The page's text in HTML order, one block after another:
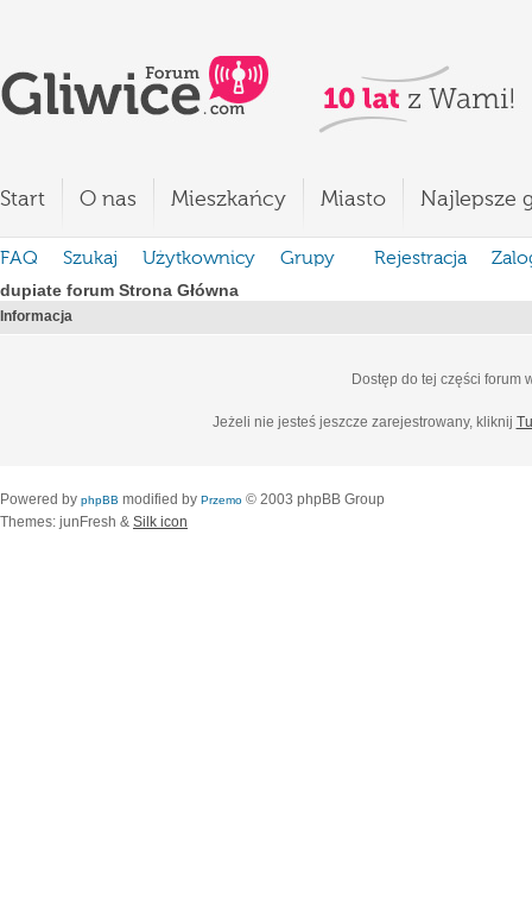
Start O nas Mieszkańcy Miasto Najlepsze
FAQ Szukaj Użytkownicy Grupy Rejestracja
dupiate forum Strona Główna
Informacja
Dostęp do tej części forum
Jeżeli nie jesteś jeszcze zarejestrowany, kliknij
Powered by phpBB modified by Przemo © 2003 phpBB Group
Themes: junFresh & Silk icon